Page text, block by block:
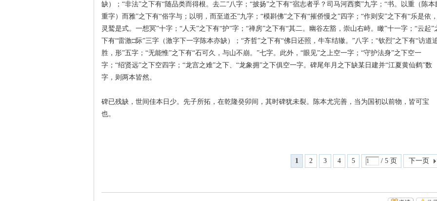
缺）；“非法”之下有“随品类而得根。去二”八字；“披扬”之下有“宿志者乎？司马河西窦”九字；“书。以重（陈本
重字）而雅”之下有“俗字与；以明，而至道丕”九字；“模斟佛”之下有“摧侨慢之”四字；“作则安”之下有“乐是依，
灵鹫是式。一想冥”十字；“人天”之下有“护”字；“禅房”之下有“其二。幽谷左豁，崇山右峙。瞰”十一字；“云起”
下有“雷激□际”三字（激字下一字陈本亦缺）；“齐哲”之下有“佛日还照，牛车结辙。”八字；“钦烈”之下有“访道
胜，形”五字；“无能惟”之下有“石可久，与山不崩。”七字。此外，“眼见”之上空一字；“守护法身”之下空一
字；“绍贤远”之下空四字；“龙宫之难”之下、“龙象拥”之下俱空一字。碑尾年月之下缺某日建并“江夏黄仙鹤”数
字，则两本皆然。
碑已残缺，世间佳本日少。先子所拓，在乾隆癸卯间，其时碑犹未裂。陈本尤完善，当为国初以前物，皆可宝
也。
1 2 3 4 5 / 5 页 下一页